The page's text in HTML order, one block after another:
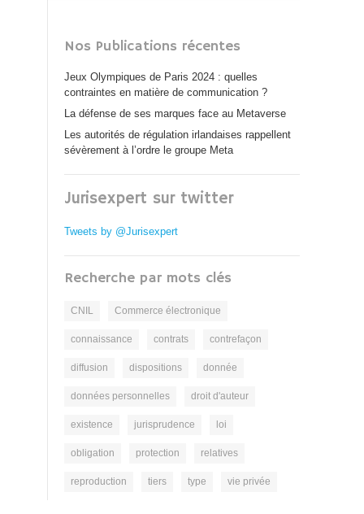
Nos Publications récentes
Jeux Olympiques de Paris 2024 : quelles
contraintes en matière de communication ?
La défense de ses marques face au Metaverse
Les autorités de régulation irlandaises rappellent
sévèrement à l’ordre le groupe Meta
Jurisexpert sur twitter
Tweets by @Jurisexpert
Recherche par mots clés
CNIL Commerce électronique
connaissance contrats contrefaçon
diffusion dispositions donnée
données personnelles droit d'auteur
existence jurisprudence loi
obligation protection relatives
reproduction tiers type vie privée